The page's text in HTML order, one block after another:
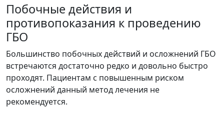
Побочные действия и
противопоказания к проведению
ГБО
Большинство побочных действий и осложнений ГБО
встречаются достаточно редко и довольно быстро
проходят. Пациентам с повышенным риском
осложнений данный метод лечения не
рекомендуется.